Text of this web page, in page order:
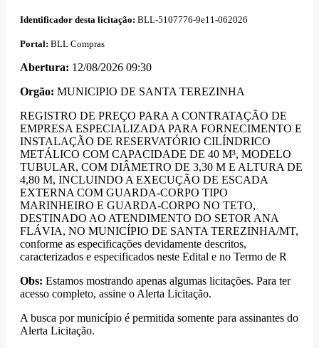
Identificador desta licitação: BLL-5107776-9e11-062026
Portal: BLL Compras
Abertura: 12/08/2026 09:30
Orgão: MUNICIPIO DE SANTA TEREZINHA
REGISTRO DE PREÇO PARA A CONTRATAÇÃO DE
EMPRESA ESPECIALIZADA PARA FORNECIMENTO E
INSTALAÇÃO DE RESERVATÓRIO CILÍNDRICO
METÁLICO COM CAPACIDADE DE 40 M³, MODELO
TUBULAR, COM DIÂMETRO DE 3,30 M E ALTURA DE
4,80 M, INCLUINDO A EXECUÇÃO DE ESCADA
EXTERNA COM GUARDA-CORPO TIPO
MARINHEIRO E GUARDA-CORPO NO TETO,
DESTINADO AO ATENDIMENTO DO SETOR ANA
FLÁVIA, NO MUNICÍPIO DE SANTA TEREZINHA/MT,
conforme as especificações devidamente descritos,
caracterizados e especificados neste Edital e no Termo de R
Obs: Estamos mostrando apenas algumas licitações. Para ter
acesso completo, assine o Alerta Licitação.
A busca por município é permitida somente para assinantes do
Alerta Licitação.